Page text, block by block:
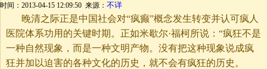
时间：2013-04-15 12:09:50 来源： 不详
晚清之际正是中国社会对“疯癫”概念发生转变并认可疯人
医院体系功用的关键时期。正如米歇尔·福柯所说：“疯狂不是
一种自然现象，而是一种文明产物。没有把这种现象说成疯
狂并加以迫害的各种文化的历史，就不会有疯狂的历史。